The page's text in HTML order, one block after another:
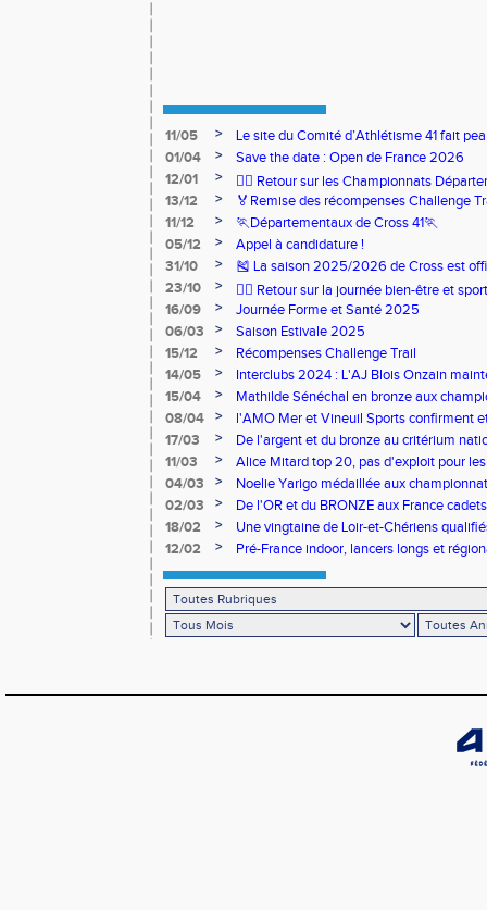
11/05 >
Le site du Comité d’Athlétisme 41 fait
01/04
>
Save the date : Open de France 2026
12/01
>
🏃‍♂️ Retour sur les Championnats
13/12
>
🏅Remise des récompenses Challenge
11/12
>
🏃Départementaux de Cross 41🏃
05/12
>
Appel à candidature !
31/10
>
🎽 La saison 2025/2026 de Cross est
23/10
>
🧘‍♀️ Retour sur la journée bien-être et
16/09
>
Journée Forme et Santé 2025
06/03
>
Saison Estivale 2025
15/12
>
Récompenses Challenge Trail
14/05
>
Interclubs 2024 : L'AJ Blois Onzain
Romorantin en N2B
15/04 >
Mathilde Sénéchal en bronze aux
08/04
>
l'AMO Mer et Vineuil Sports confirment
benjamins
17/03 >
De l'argent et du bronze au critérium
11/03
>
Alice Mitard top 20, pas d'exploit pour
04/03
>
Noelie Yarigo médaillée aux
02/03
>
De l'OR et du BRONZE aux France
18/02
>
Une vingtaine de Loir-et-Chériens
12/02
> Pré-France indoor, lancers longs et